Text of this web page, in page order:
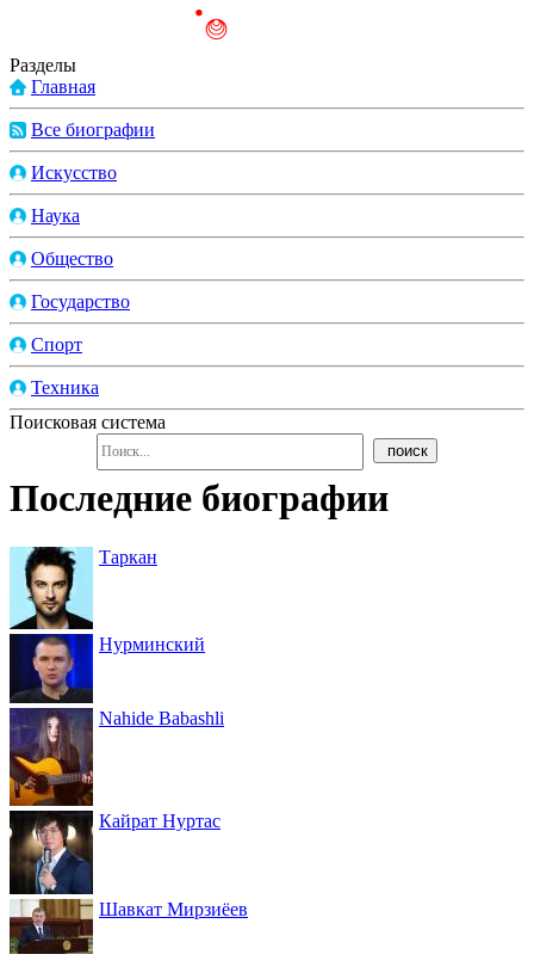
Разделы
Главная
Все биографии
Искусство
Наука
Общество
Государство
Спорт
Техника
Поисковая система
Последние биографии
Таркан
Нурминский
Nahide Babashli
Кайрат Нуртас
Шавкат Мирзиёев